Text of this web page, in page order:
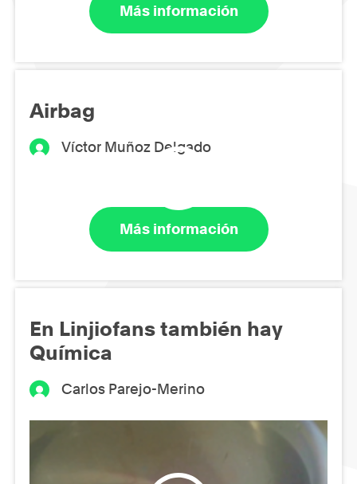
Más información
Airbag
Víctor Muñoz Delgado
Más información
En Linjiofans también hay
Química
Carlos Parejo-Merino